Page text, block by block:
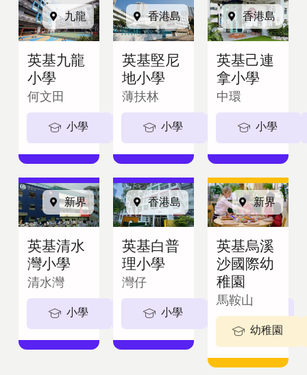
九龍
英基九龍
小學
何文田
小學 5-11歲
香港島
英基堅尼
地小學
薄扶林
小學 5-11歲
香港島
英基己連
拿小學
中環
小學
新界
英基清水
灣小學
清水灣
小學 5-11歲
香港島
英基白普
理小學
灣仔
小學
新界
英基烏溪
沙國際幼
稚園
馬鞍山
幼稚園